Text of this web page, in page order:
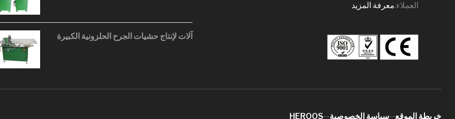
العملاء.معرفة المزيد
آلات لإنتاج حشيات الجرح الحلزونية الكبيرة
خريطة الموقع--سياسة الخصوصية--
HEROOS